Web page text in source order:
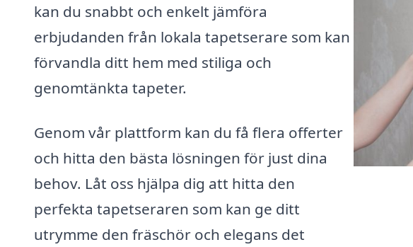
kan du snabbt och enkelt jämföra
erbjudanden från lokala tapetserare som kan
förvandla ditt hem med stiliga och
genomtänkta tapeter.
Genom vår plattform kan du få flera offerter
och hitta den bästa lösningen för just dina
behov. Låt oss hjälpa dig att hitta den
perfekta tapetseraren som kan ge ditt
utrymme den fräschör och elegans det